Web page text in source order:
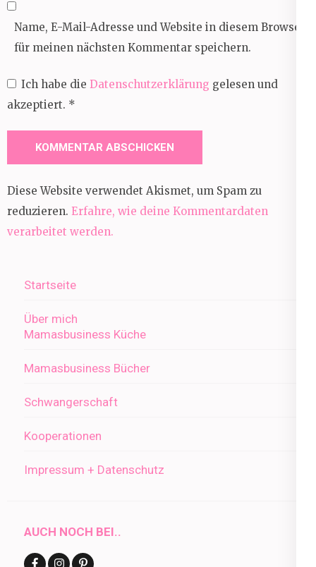
Name, E-Mail-Adresse und Website in diesem Browser
für meinen nächsten Kommentar speichern.
Ich habe die Datenschutzerklärung gelesen und
akzeptiert. *
Diese Website verwendet Akismet, um Spam zu
reduzieren. Erfahre, wie deine Kommentardaten
verarbeitet werden.
Startseite
Über mich
Mamasbusiness Küche
Mamasbusiness Bücher
Schwangerschaft
Kooperationen
Impressum + Datenschutz
AUCH NOCH BEI..